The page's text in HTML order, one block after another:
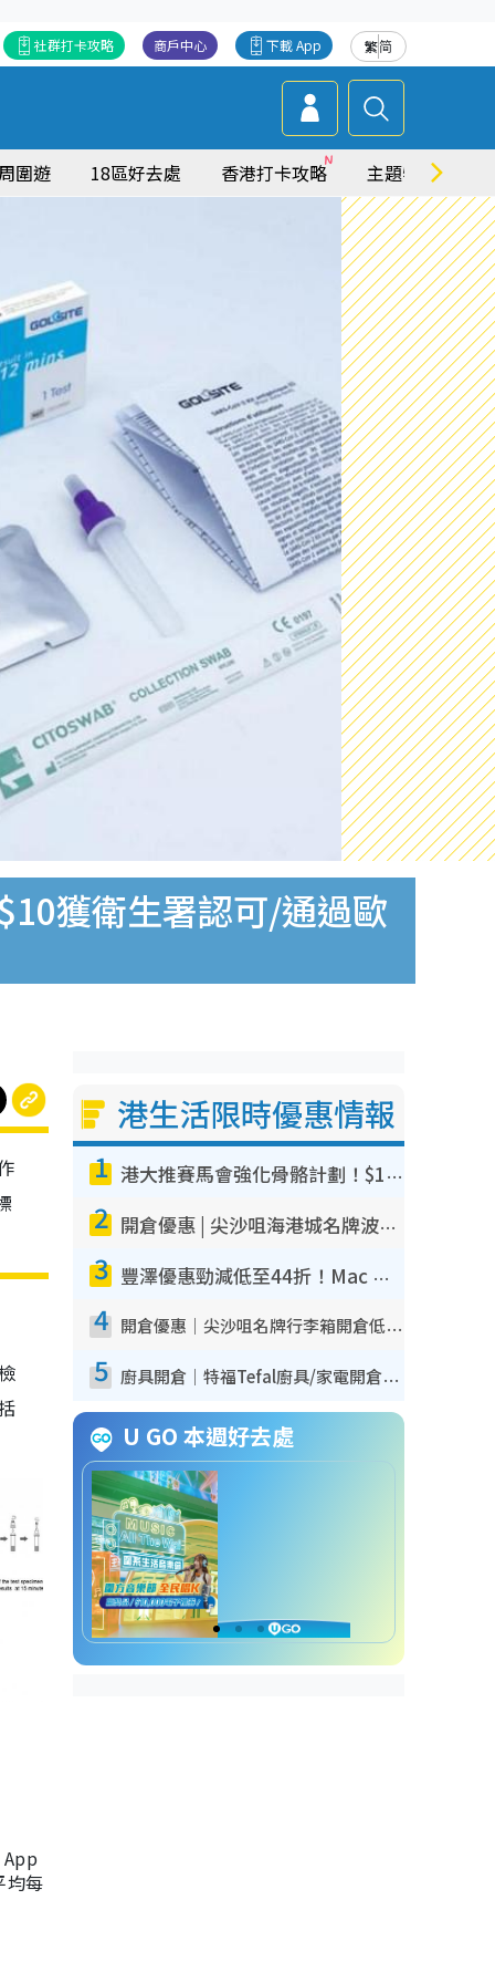
繁简
下載 App
商戶中心
社群打卡攻略
圍遊 18區好去處 香港打卡攻略 主題特集
獲衛生署認可/通過歐
均每
港生活限時優惠情報
1 港大推賽馬會強化骨骼計劃！$100骨質密度X光檢查 完成免費運動訓練送超市禮券！附參加資格
2 開倉優惠 | 尖沙咀海港城名牌波鞋開倉低至1折！On鞋$899起／Joy&Peace鞋履$98起
3 豐澤優惠勁減低至44折！Mac mini/iPhone17Pro大減價！廚房家電$220起
4 開倉優惠｜尖沙咀名牌行李箱開倉低至4折！一連5日 American Tourister/ace./Hallmark $200起！
5 廚具開倉｜特福Tefal廚具/家電開倉低至3折！$220起買平底鍋/炒鑊/湯煲！電飯煲/吸塵機/燙斗$418起
U GO 本週好去處